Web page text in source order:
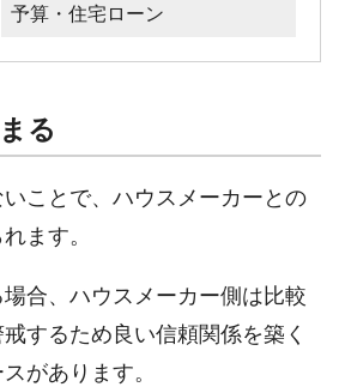
予算・住宅ローン
る
ことで、ハウスメーカーとの
ます。
合、ハウスメーカー側は比較
するため良い信頼関係を築く
があります。